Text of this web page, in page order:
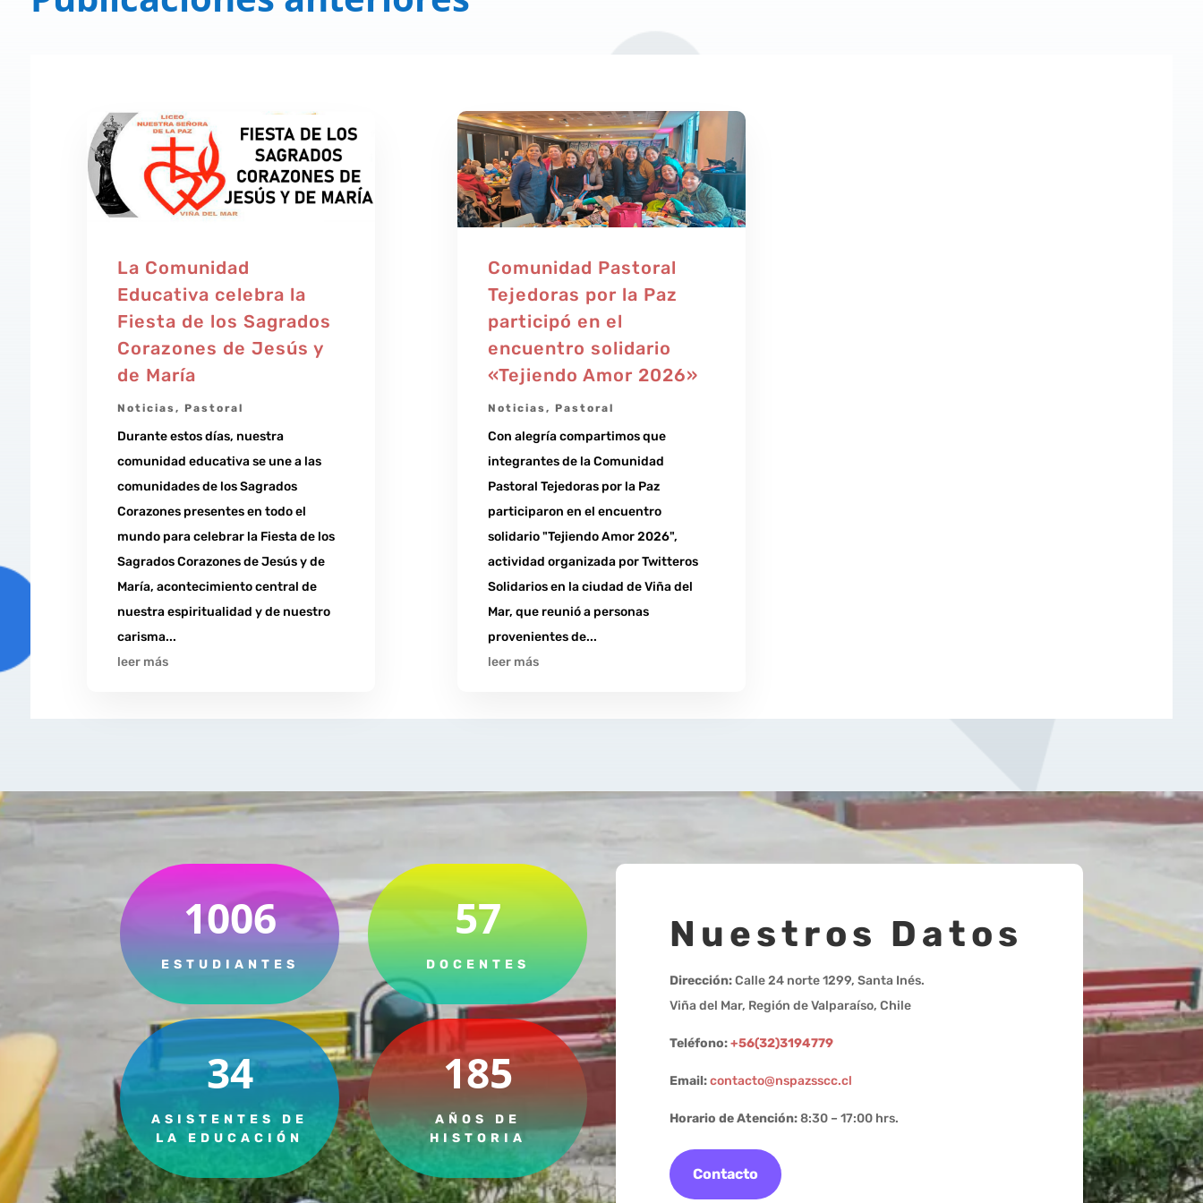
La Comunidad
Educativa celebra la
Fiesta de los Sagrados
Corazones de Jesús y
de María
Noticias, Pastoral
Durante estos días, nuestra
comunidad educativa se une a las
comunidades de los Sagrados
Corazones presentes en todo el
mundo para celebrar la Fiesta de los
Sagrados Corazones de Jesús y de
María, acontecimiento central de
nuestra espiritualidad y de nuestro
carisma...
leer más
Comunidad Pastoral
Tejedoras por la Paz
participó en el
encuentro solidario
«Tejiendo Amor 2026»
Noticias, Pastoral
Con alegría compartimos que
integrantes de la Comunidad
Pastoral Tejedoras por la Paz
participaron en el encuentro
solidario "Tejiendo Amor 2026",
actividad organizada por Twitteros
Solidarios en la ciudad de Viña del
Mar, que reunió a personas
provenientes de...
leer más
1006
ESTUDIANTES
34
ASISTENTES DE
LA EDUCACIÓN
57
DOCENTES
185
AÑOS DE
HISTORIA
Nuestros Datos
Dirección:Calle 24 norte 1299, Santa Inés.
Viña del Mar, Región de Valparaíso, Chile
Teléfono:+56(32)3194779
Email:contacto@nspazsscc.cl
Horario de Atención:8:30 – 17:00 hrs.
Contacto